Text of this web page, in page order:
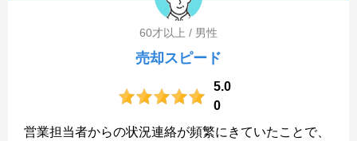
60才以上 / 男性
売却スピード
5.0
0
営業担当者からの状況連絡が頻繁にきていたことで、